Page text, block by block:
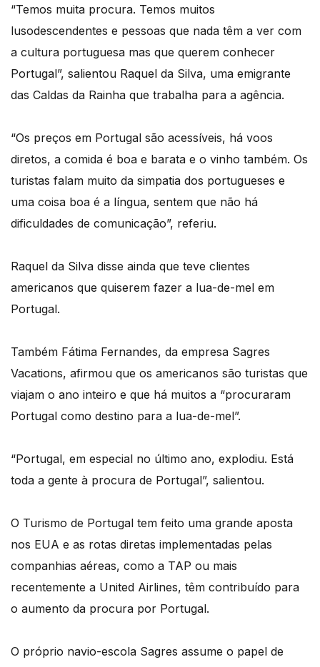
“Temos muita procura. Temos muitos
lusodescendentes e pessoas que nada têm a ver com
a cultura portuguesa mas que querem conhecer
Portugal”, salientou Raquel da Silva, uma emigrante
das Caldas da Rainha que trabalha para a agência.
“Os preços em Portugal são acessíveis, há voos
diretos, a comida é boa e barata e o vinho também. Os
turistas falam muito da simpatia dos portugueses e
uma coisa boa é a língua, sentem que não há
dificuldades de comunicação”, referiu.
Raquel da Silva disse ainda que teve clientes
americanos que quiserem fazer a lua-de-mel em
Portugal.
Também Fátima Fernandes, da empresa Sagres
Vacations, afirmou que os americanos são turistas que
viajam o ano inteiro e que há muitos a “procuraram
Portugal como destino para a lua-de-mel”.
“Portugal, em especial no último ano, explodiu. Está
toda a gente à procura de Portugal”, salientou.
O Turismo de Portugal tem feito uma grande aposta
nos EUA e as rotas diretas implementadas pelas
companhias aéreas, como a TAP ou mais
recentemente a United Airlines, têm contribuído para
o aumento da procura por Portugal.
O próprio navio-escola Sagres assume o papel de